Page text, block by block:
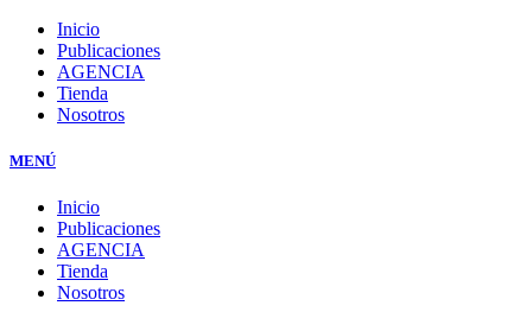
Inicio
Publicaciones
AGENCIA
Tienda
Nosotros
MENÚ
Inicio
Publicaciones
AGENCIA
Tienda
Nosotros